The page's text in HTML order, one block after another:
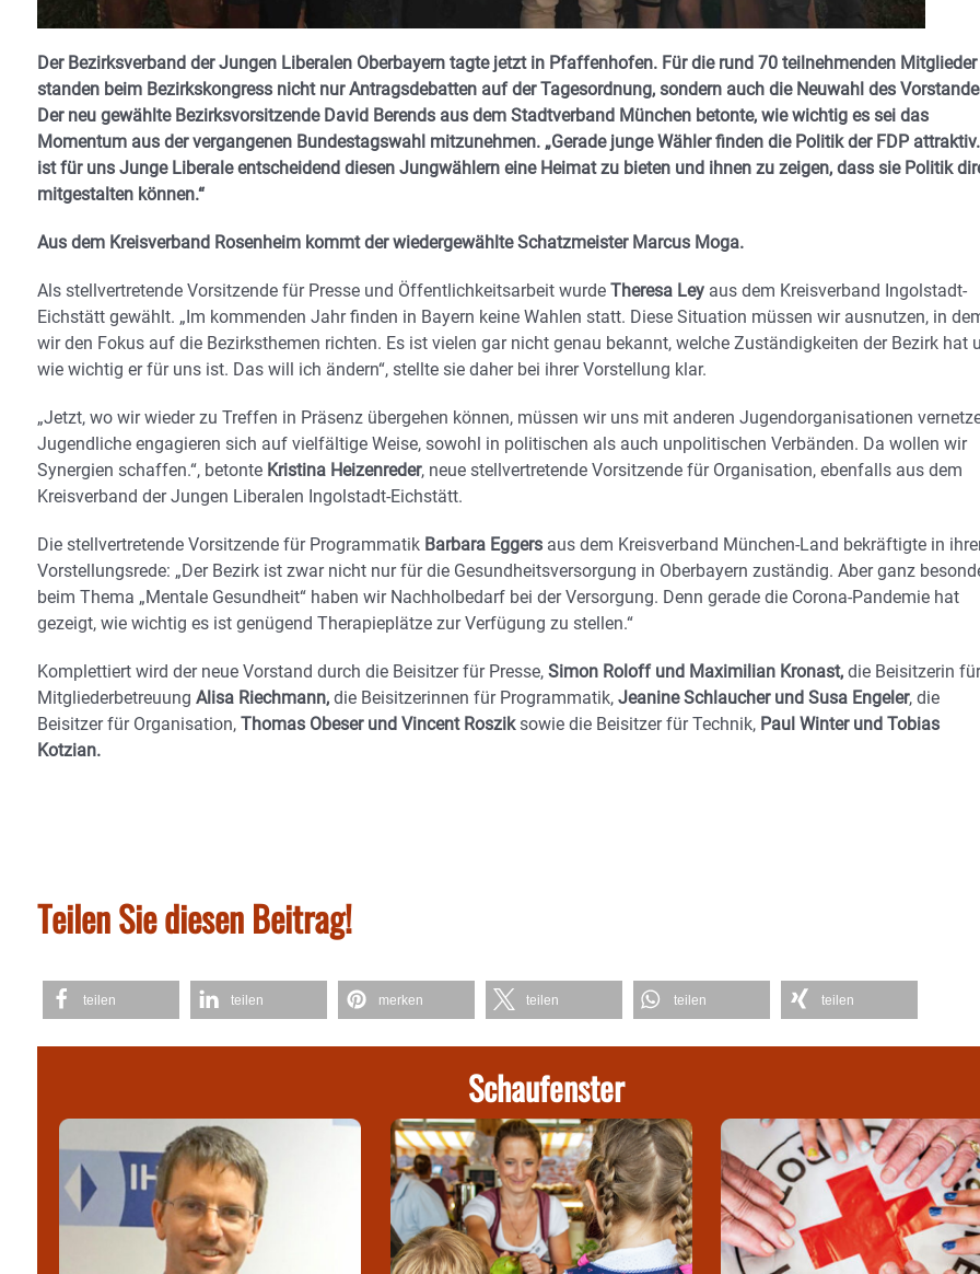
Der Bezirksverband der Jungen Liberalen Oberbayern tagte jetzt in Pfaffenhofen. Für die rund 70 teilnehmenden Mitglieder
standen beim Bezirkskongress nicht nur Antragsdebatten auf der Tagesordnung, sondern auch die Neuwahl des
Der neu gewählte Bezirksvorsitzende David Berends aus dem Stadtverband München betonte, wie wichtig es sei das
Momentum aus der vergangenen Bundestagswahl mitzunehmen. „Gerade junge Wähler finden die Politik der FDP
ist für uns Junge Liberale entscheidend diesen Jungwählern eine Heimat zu bieten und ihnen zu zeigen, dass sie Politik
mitgestalten können.“
Aus dem Kreisverband Rosenheim kommt der wiedergewählte Schatzmeister Marcus Moga.
Als stellvertretende Vorsitzende für Presse und Öffentlichkeitsarbeit wurde Theresa Ley aus dem Kreisverband Ingolstadt-
Eichstätt gewählt. „Im kommenden Jahr finden in Bayern keine Wahlen statt. Diese Situation müssen wir ausnutzen, in
wir den Fokus auf die Bezirksthemen richten. Es ist vielen gar nicht genau bekannt, welche Zuständigkeiten der Bezirk hat
wie wichtig er für uns ist. Das will ich ändern“, stellte sie daher bei ihrer Vorstellung klar.
„Jetzt, wo wir wieder zu Treffen in Präsenz übergehen können, müssen wir uns mit anderen Jugendorganisationen
Jugendliche engagieren sich auf vielfältige Weise, sowohl in politischen als auch unpolitischen Verbänden. Da wollen wir
Synergien schaffen.“, betonte Kristina Heizenreder, neue stellvertretende Vorsitzende für Organisation, ebenfalls aus dem
Kreisverband der Jungen Liberalen Ingolstadt-Eichstätt.
Die stellvertretende Vorsitzende für Programmatik Barbara Eggers aus dem Kreisverband München-Land bekräftigte in
Vorstellungsrede: „Der Bezirk ist zwar nicht nur für die Gesundheitsversorgung in Oberbayern zuständig. Aber ganz
beim Thema „Mentale Gesundheit“ haben wir Nachholbedarf bei der Versorgung. Denn gerade die Corona-Pandemie hat
gezeigt, wie wichtig es ist genügend Therapieplätze zur Verfügung zu stellen.“
Komplettiert wird der neue Vorstand durch die Beisitzer für Presse, Simon Roloff und Maximilian Kronast, die Beisitzerin für
Mitgliederbetreuung Alisa Riechmann, die Beisitzerinnen für Programmatik, Jeanine Schlaucher und Susa Engeler, die
Beisitzer für Organisation, Thomas Obeser und Vincent Rosziksowie die Beisitzer für Technik, Paul Winter und Tobias
Kotzian.
Teilen Sie diesen Beitrag!
teilen teilen merken teilen teilen teilen
Schaufenster